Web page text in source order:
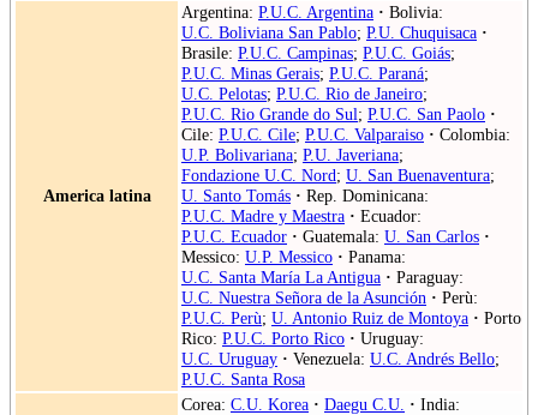
America latina
Argentina: P.U.C. Argentina · Bolivia:
U.C. Boliviana San Pablo; P.U. Chuquisaca ·
Brasile: P.U.C. Campinas; P.U.C. Goiás;
P.U.C. Minas Gerais; P.U.C. Paraná;
U.C. Pelotas; P.U.C. Rio de Janeiro;
P.U.C. Rio Grande do Sul; P.U.C. San Paolo ·
Cile: P.U.C. Cile; P.U.C. Valparaiso · Colombia:
U.P. Bolivariana; P.U. Javeriana;
Fondazione U.C. Nord; U. San Buenaventura;
U. Santo Tomás · Rep. Dominicana:
P.U.C. Madre y Maestra · Ecuador:
P.U.C. Ecuador · Guatemala: U. San Carlos ·
Messico: U.P. Messico · Panama:
U.C. Santa María La Antigua · Paraguay:
U.C. Nuestra Señora de la Asunción · Perù:
P.U.C. Perù; U. Antonio Ruiz de Montoya · Porto
Rico: P.U.C. Porto Rico · Uruguay:
U.C. Uruguay · Venezuela: U.C. Andrés Bello;
P.U.C. Santa Rosa
Corea: C.U. Korea · Daegu C.U. · India: